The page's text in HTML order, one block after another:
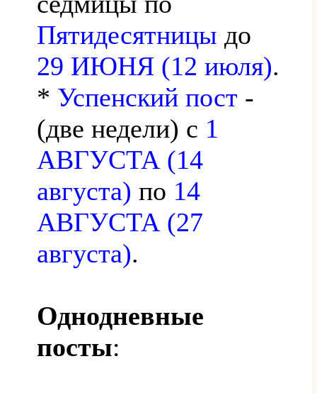
Пятидесятницы до
29 ИЮНЯ (12 июля).
* Успенский пост -
(две недели) с 1
АВГУСТА (14
августа) по 14
АВГУСТА (27
августа).
Однодневные
посты: